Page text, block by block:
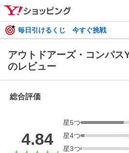
毎日引けるくじ 今すぐ挑戦
アウトドアーズ・コンパス
のレビュー
総合評価
4.84
星5つ
星4つ
星3つ